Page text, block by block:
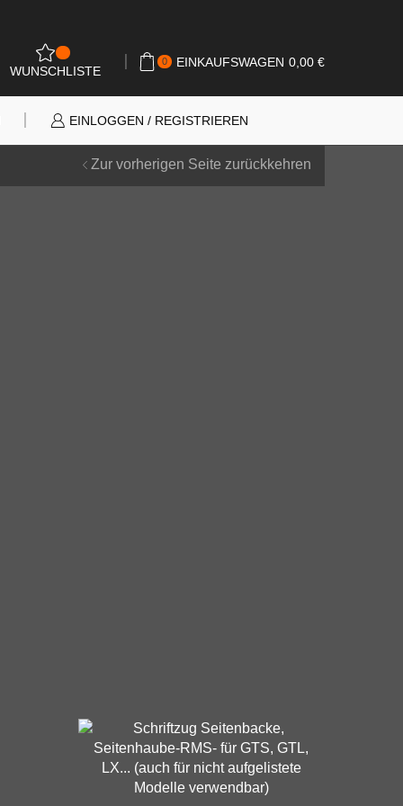
WUNSCHLISTE
0 EINKAUFSWAGEN 0,00 €
EINLOGGEN / REGISTRIEREN
Zur vorherigen Seite zurückkehren